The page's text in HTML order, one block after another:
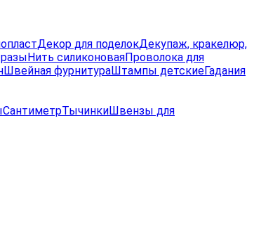
Декор для поделокДекупаж, кракелюр,
Нить силиконоваяПроволока для
Швейная фурнитураШтампы детскиеГадания
СантиметрТычинкиШвензы для